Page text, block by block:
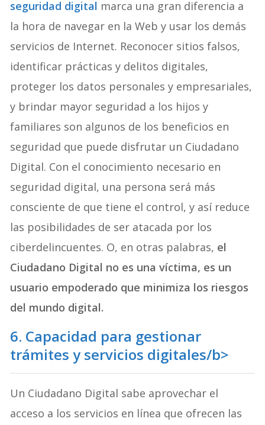
seguridad digital marca una gran diferencia a
la hora de navegar en la Web y usar los demás
servicios de Internet. Reconocer sitios falsos,
identificar prácticas y delitos digitales,
proteger los datos personales y empresariales,
y brindar mayor seguridad a los hijos y
familiares son algunos de los beneficios en
seguridad que puede disfrutar un Ciudadano
Digital. Con el conocimiento necesario en
seguridad digital, una persona será más
consciente de que tiene el control, y así reduce
las posibilidades de ser atacada por los
ciberdelincuentes. O, en otras palabras, el
Ciudadano Digital no es una víctima, es un
usuario empoderado que minimiza los riesgos
del mundo digital.
6. Capacidad para gestionar
trámites y servicios digitales/b>
Un Ciudadano Digital sabe aprovechar el
acceso a los servicios en línea que ofrecen las